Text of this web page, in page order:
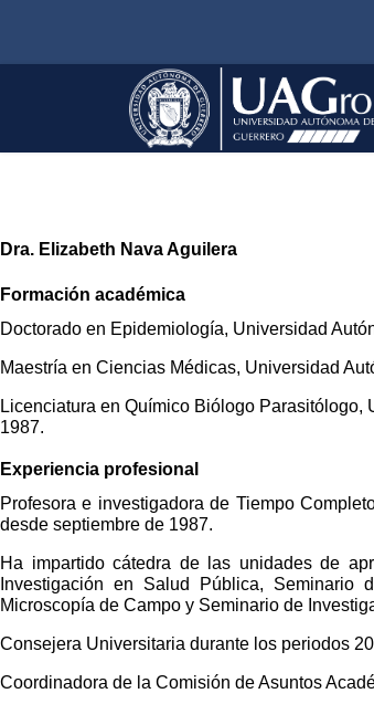
Dra. Elizabeth Nava Aguilera
Formación académica
Doctorado en Epidemiología, Universidad
Maestría en Ciencias Médicas, Universidad
Licenciatura en Químico Biólogo Parasitólogo,
Experiencia profesional
Profesora e investigadora de Tiempo
desde septiembre de 1987.
Ha impartido cátedra de las unidades de
Investigación en Salud Pública, Seminario
Microscopía de Campo y Seminario de
Consejera Universitaria durante los periodos
Coordinadora de la Comisión de Asuntos